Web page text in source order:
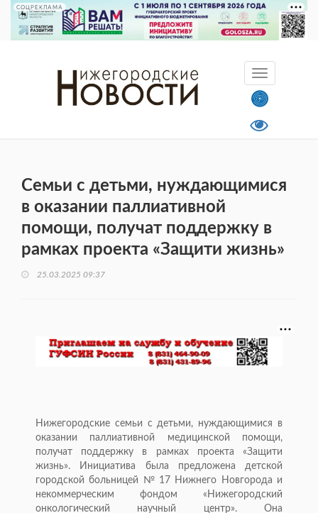
СОЦРЕКЛАМА
Семьи с детьми, нуждающимися
в оказании паллиативной
помощи, получат поддержку в
рамках проекта «Защити жизнь»
25.03.2025 09:37
Нижегородские семьи с детьми, нуждающимися в
оказании паллиативной медицинской помощи,
получат поддержку в рамках проекта «Защити
жизнь». Инициатива была предложена детской
городской больницей № 17 Нижнего Новгорода и
некоммерческим фондом «Нижегородский
онкологический научный центр». Она